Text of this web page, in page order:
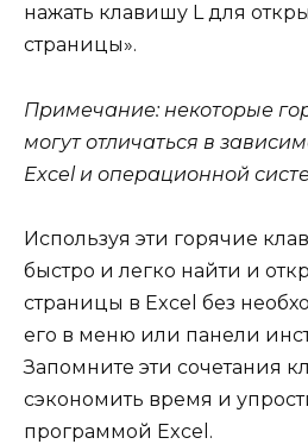
нажать клавишу L для
страницы».
Примечание: некоторые
могут отличаться в
Excel и операционной
Используя эти горячие
быстро и легко найти и
страницы в Excel без
его в меню или панели
Запомните эти сочетания
сэкономить время и
программой Excel.